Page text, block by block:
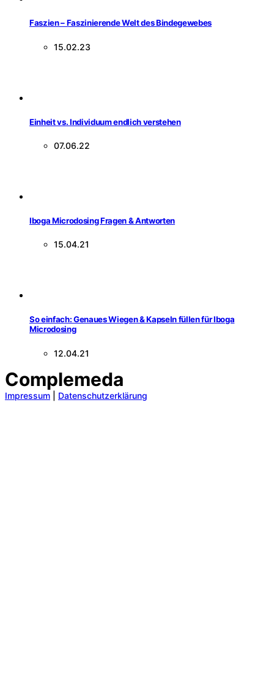
Faszien – Faszinierende Welt des Bindegewebes
15.02.23
Einheit vs. Individuum endlich verstehen
07.06.22
Iboga Microdosing Fragen & Antworten
15.04.21
So einfach: Genaues Wiegen & Kapseln füllen für Iboga
Microdosing
12.04.21
Complemeda
Impressum Datenschutzerklärung